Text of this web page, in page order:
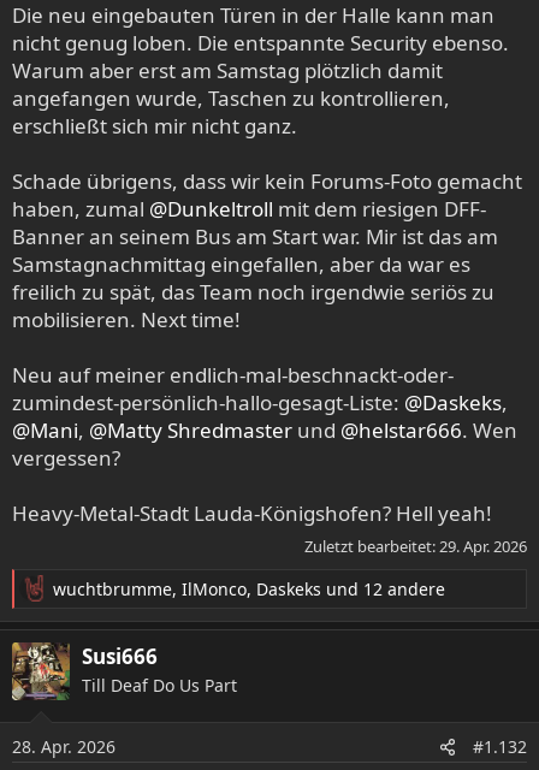
Die neu eingebauten Türen in der Halle kann man
nicht genug loben. Die entspannte Security ebenso.
Warum aber erst am Samstag plötzlich damit
angefangen wurde, Taschen zu kontrollieren,
erschließt sich mir nicht ganz.
Schade übrigens, dass wir kein Forums-Foto gemacht
haben, zumal @Dunkeltroll mit dem riesigen DFF-
Banner an seinem Bus am Start war. Mir ist das am
Samstagnachmittag eingefallen, aber da war es
freilich zu spät, das Team noch irgendwie seriös zu
mobilisieren. Next time!
Neu auf meiner endlich-mal-beschnackt-oder-
zumindest-persönlich-hallo-gesagt-Liste: @Daskeks,
@Mani, @Matty Shredmaster und @helstar666. Wen
vergessen?
Heavy-Metal-Stadt Lauda-Königshofen? Hell yeah!
Zuletzt bearbeitet: 29. Apr. 2026
R
e
a
k
t
n
wuchtbrumme, IlMonco, Daskeks und 12 andere
Susi666
Till Deaf Do Us Part
28. Apr. 2026 #1.132